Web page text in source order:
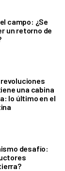
campo: ¿Se
un retorno de
una cabina
lo último en el
desafío: